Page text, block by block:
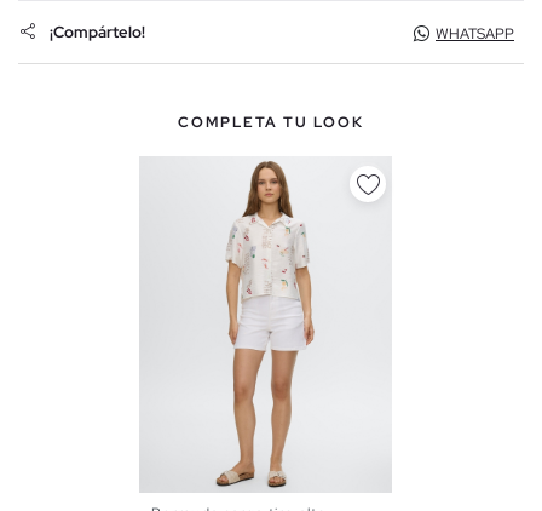
¡Compártelo! WHATSAPP
COMPLETA TU LOOK